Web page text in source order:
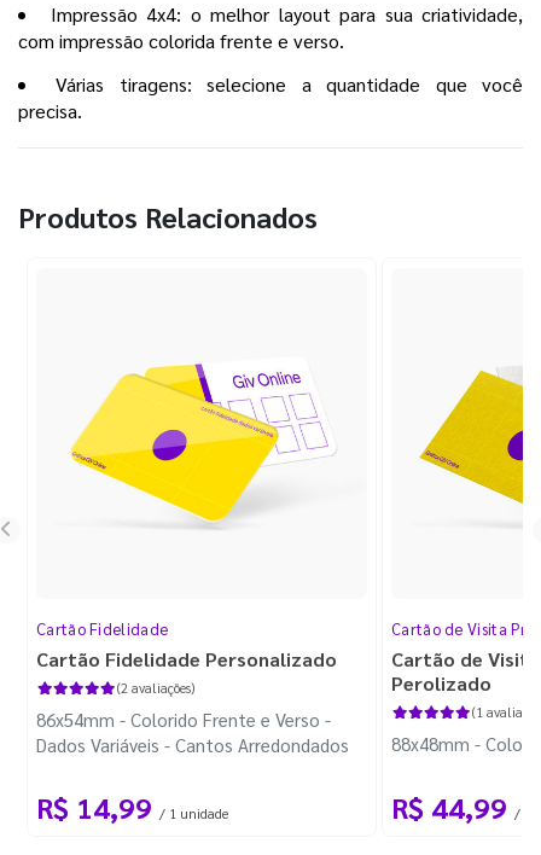
Impressão 4x4: o melhor layout para sua criatividade,
com impressão colorida frente e verso.
Várias tiragens: selecione a quantidade que você
precisa.
Produtos Relacionados
Cartão Fidelidade
Cartão Fidelidade Personalizado
(2 avaliações)
86x54mm - Colorido Frente e Verso -
Dados Variáveis - Cantos Arredondados
R$ 14,99 / 1 unidade
Cartão de Visita
Cartão de
Perolizado
(1
88x48mm -
R$ 44,99 /